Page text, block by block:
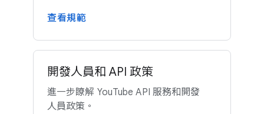
查​看​規範
開發​人員​和 A​PI 政策
進一步​瞭解 YouTube API 服務​和​開發​
人員​政策。